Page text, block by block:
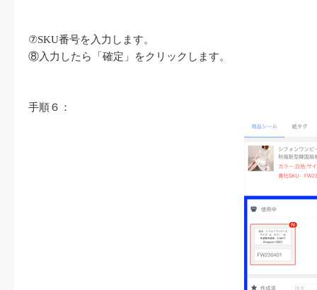
⑦SKU番号を入力します。
⑧入力したら「確定」をクリックします。
手順６：